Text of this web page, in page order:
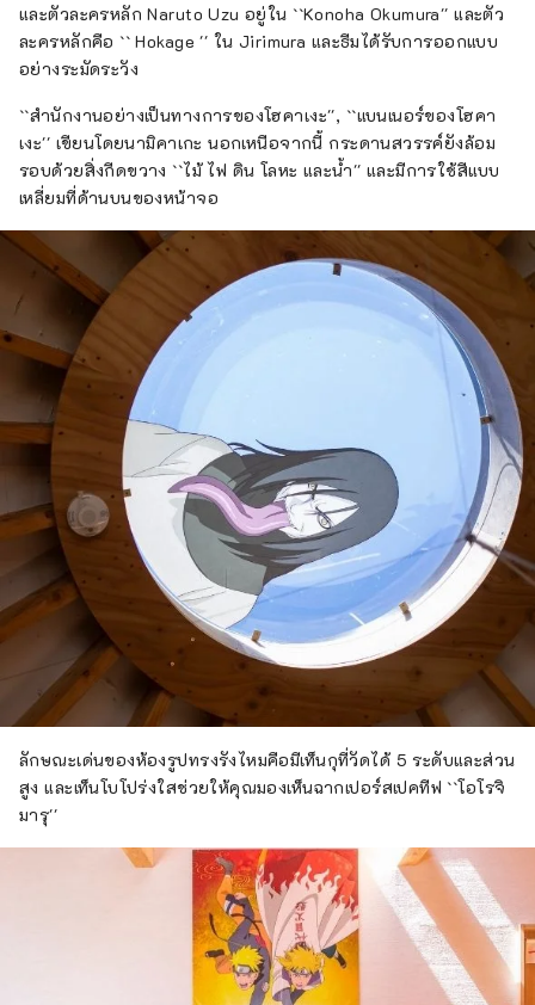
และตัวละครหลัก Naruto Uzu อยู่ใน ``Konoha Okumura'' และตัว
ละครหลักคือ `` Hokage '' ใน Jirimura และธีมได้รับการออกแบบ
อย่างระมัดระวัง
``สำนักงานอย่างเป็นทางการของโฮคาเงะ'', ``แบนเนอร์ของโฮคา
เงะ'' เขียนโดยนามิคาเกะ นอกเหนือจากนี้ กระดานสวรรค์ยังล้อม
รอบด้วยสิ่งกีดขวาง ``ไม้ ไฟ ดิน โลหะ และน้ำ'' และมีการใช้สีแบบ
เหลี่ยมที่ด้านบนของหน้าจอ
ลักษณะเด่นของห้องรูปทรงรังไหมคือมีเท็นกุที่วัดได้ 5 ระดับและส่วน
สูง และเท็นโบโปร่งใสช่วยให้คุณมองเห็นฉากเปอร์สเปคทีฟ ``โอโรจิ
มารุ''